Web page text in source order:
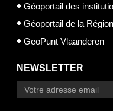
Géoportail des
Géoportail de la
GeoPunt Vlaanderen
NEWSLETTER